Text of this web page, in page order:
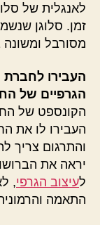
לאנגלית של
זמן. סלוגן
מסורבל ומשונה
העבירו
הגרפיים של
הקונספט של
העבירו לו את
והתרגום צריך
יראה את
לעיצוב הגרפי,
התאמה